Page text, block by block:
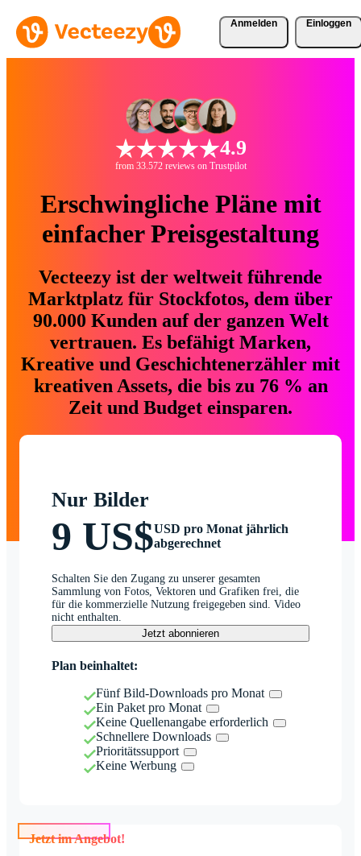
Anmelden Einloggen
4.9
from 33.572 reviews on Trustpilot
Erschwingliche Pläne mit
einfacher Preisgestaltung
Vecteezy ist der weltweit führende
Marktplatz für Stockfotos, dem über
90.000 Kunden auf der ganzen Welt
vertrauen. Es befähigt Marken,
Kreative und Geschichtenerzähler mit
kreativen Assets, die bis zu 76 % an
Zeit und Budget einsparen.
Nur Bilder
9 US$USD pro Monat jährlich
abgerechnet
Schalten Sie den Zugang zu unserer gesamten
Sammlung von Fotos, Vektoren und Grafiken frei, die
für die kommerzielle Nutzung freigegeben sind. Video
nicht enthalten.
Jetzt abonnieren
Plan beinhaltet:
Fünf Bild-Downloads pro Monat
Ein Paket pro Monat
Keine Quellenangabe erforderlich
Schnellere Downloads
Prioritätssupport
Keine Werbung
Jetzt im Angebot!